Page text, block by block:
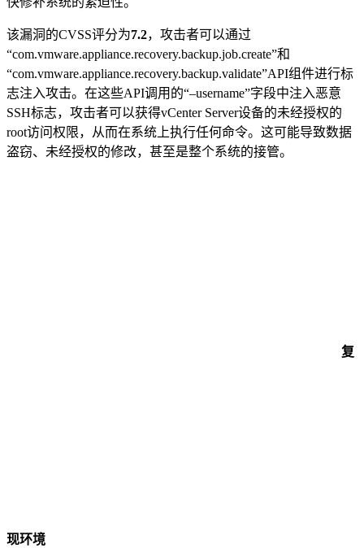
该漏洞的CVSS评分为7.2，攻击者可以通过
“com.vmware.appliance.recovery.backup.job.create”和
“com.vmware.appliance.recovery.backup.validate”API组件进行标
志注入攻击。在这些API调用的“–username”字段中注入恶意
SSH标志，攻击者可以获得vCenter Server设备的未经授权的
root访问权限，从而在系统上执行任何命令。这可能导致数据
盗窃、未经授权的修改，甚至是整个系统的接管。
复
现环境